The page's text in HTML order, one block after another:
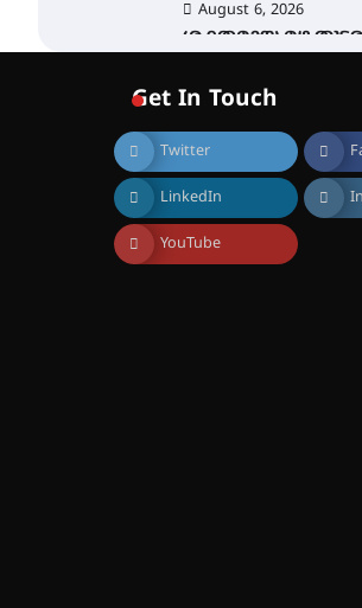
August 6, 2026
ശക്തമായ മഴ
തൃശൂർ ജില്ലയിൽ
സ്ഥാപനങ്ങൾക്കും
August 7, 2026
എം.ജി.
നിന്ന് ഇംഗ്ളീഷ്
സാഹിത്യത്തിൽ
നേടിയ എൻ. ആര്യ
Get In Touch
Twitter
LinkedIn
YouTube